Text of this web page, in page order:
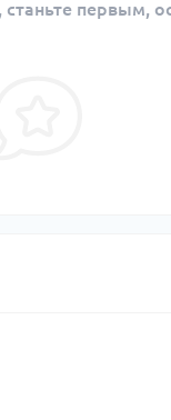
первым,